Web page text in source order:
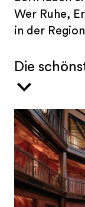
Wer Ruhe,
in der
Die